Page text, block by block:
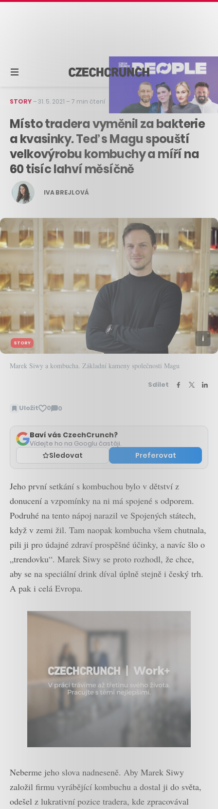
STORY–31. 5. 2021 – 7 min čtení
Místo tradera vyměnil za bakterie
a kvasinky. Teď s Magu spouští
velkovýrobu kombuchy a míří na
60 tisíc lahví měsíčně
IVA BREJLOVÁ
STORY
Marek Siwy a kombucha. Základní kameny společnosti Magu
Sdílet
Uložit 0 0
Zobrazit
Baví vás CzechCrunch?
Vídejte ho na Googlu častěji.
Sledovat Preferovat
Jeho první setkání s kombuchou bylo v dětství z
donucení a vzpomínky na ni má spojené s odporem.
Podruhé na tento nápoj narazil ve Spojených státech,
když v zemi žil. Tam naopak kombucha všem chutnala,
pili ji pro údajné zdraví prospěšné účinky, a navíc šlo o
„trendovku“. Marek Siwy se proto rozhodl, že chce,
aby se na speciální drink díval úplně stejně i český trh.
A pak i celá Evropa.
Neberme jeho slova nadneseně. Aby Marek Siwy
založil firmu vyrábějící kombuchu a dostal ji do světa,
odešel z lukrativní pozice tradera, kde zpracovával